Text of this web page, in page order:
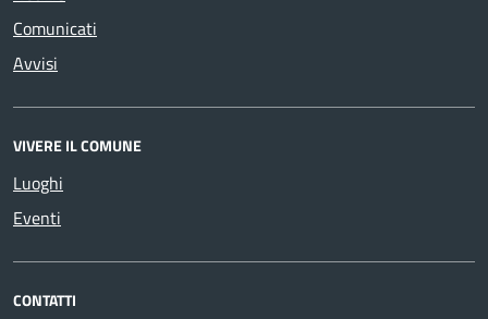
Comunicati
Avvisi
VIVERE IL COMUNE
Luoghi
Eventi
CONTATTI